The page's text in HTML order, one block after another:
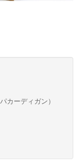
カーディガン）